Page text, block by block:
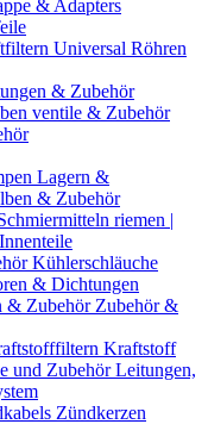
& Adapters
Universal Röhren
& Zubehör
ventile & Zubehör
Lagern &
& Zubehör
riemen |
Kühlerschläuche
& Dichtungen
& Zubehör Zubehör &
Kraftstoff
und ZubehörLeitungen,
Zündkerzen